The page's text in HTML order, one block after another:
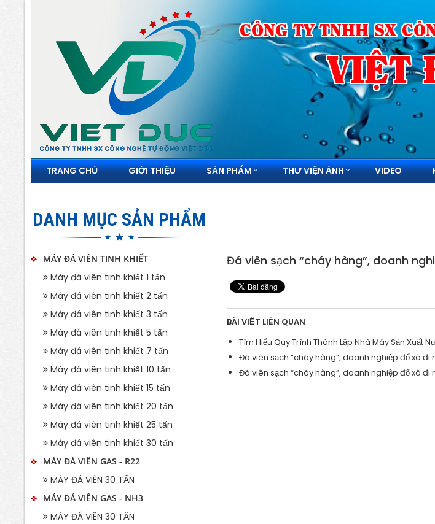
CÔNG TY TNHH SX
VIỆT
TRANG CHỦ GIỚI THIỆU SẢN PHẨM THƯ VIỆN ẢNH VIDEO
Đá viên sạch “cháy hàng”, doanh
BÀI VIẾT LIÊN QUAN
Tìm Hiểu Quy Trình Thành Lập Nhà Máy Sản Xuất
Đá viên sạch “cháy hàng”, doanh nghiệp đổ xô
Đá viên sạch “cháy hàng”, doanh nghiệp đổ xô
DANH MỤC SẢN PHẨM
MÁY ĐÁ VIÊN TINH KHIẾT
Máy đá viên tinh khiết 1 tấn
Máy đá viên tinh khiết 2 tấn
Máy đá viên tinh khiết 3 tấn
Máy đá viên tinh khiết 5 tấn
Máy đá viên tinh khiết 7 tấn
Máy đá viên tinh khiết 10 tấn
Máy đá viên tinh khiết 15 tấn
Máy đá viên tinh khiết 20 tấn
Máy đá viên tinh khiết 25 tấn
Máy đá viên tinh khiết 30 tấn
MÁY ĐÁ VIÊN GAS - R22
MÁY ĐÁ VIÊN 30 TẤN
MÁY ĐÁ VIÊN GAS - NH3
MÁY ĐÁ VIÊN 30 TẤN